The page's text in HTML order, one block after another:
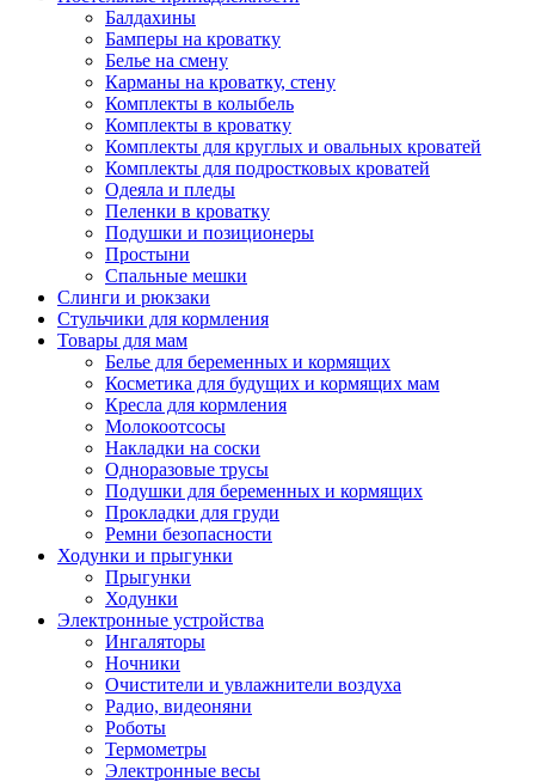
Балдахины
Бамперы на кроватку
Белье на смену
Карманы на кроватку, стену
Комплекты в колыбель
Комплекты в кроватку
Комплекты для круглых и овальных кроватей
Комплекты для подростковых кроватей
Одеяла и пледы
Пеленки в кроватку
Подушки и позиционеры
Простыни
Спальные мешки
Слинги и рюкзаки
Стульчики для кормления
Товары для мам
Белье для беременных и кормящих
Косметика для будущих и кормящих мам
Кресла для кормления
Молокоотсосы
Накладки на соски
Одноразовые трусы
Подушки для беременных и кормящих
Прокладки для груди
Ремни безопасности
Ходунки и прыгунки
Прыгунки
Ходунки
Электронные устройства
Ингаляторы
Ночники
Очистители и увлажнители воздуха
Радио, видеоняни
Роботы
Термометры
Электронные весы